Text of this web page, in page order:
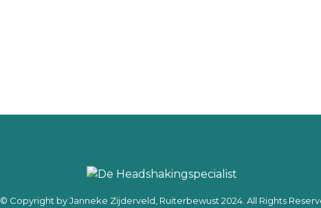
© Copyright by Janneke Zijderveld, Ruiterbewust 2024. All Rights